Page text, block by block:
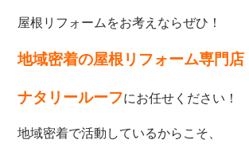
屋根リフォームをお考えならぜひ！
地域密着の屋根リフォーム専門店
ナタリールーフにお任せください！
地域密着で活動しているからこそ、